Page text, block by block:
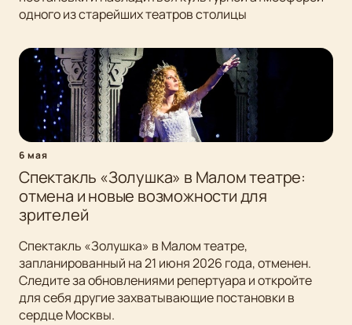
одного из старейших театров столицы
6 мая
Спектакль «Золушка» в Малом театре:
отмена и новые возможности для
зрителей
Спектакль «Золушка» в Малом театре,
запланированный на 21 июня 2026 года, отменен.
Следите за обновлениями репертуара и откройте
для себя другие захватывающие постановки в
сердце Москвы.